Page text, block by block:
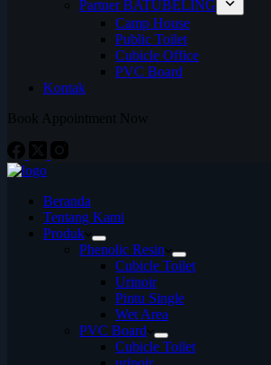
Partner BATUBELING
Camp House
Public Toilet
Cubicle Office
PVC Board
Kontak
Book Appointment Now
Beranda
Tentang Kami
Produk
Phenolic Resin
Cubicle Toilet
Urinoir
Pintu Single
Wet Area
PVC Board
Cubicle Toilet